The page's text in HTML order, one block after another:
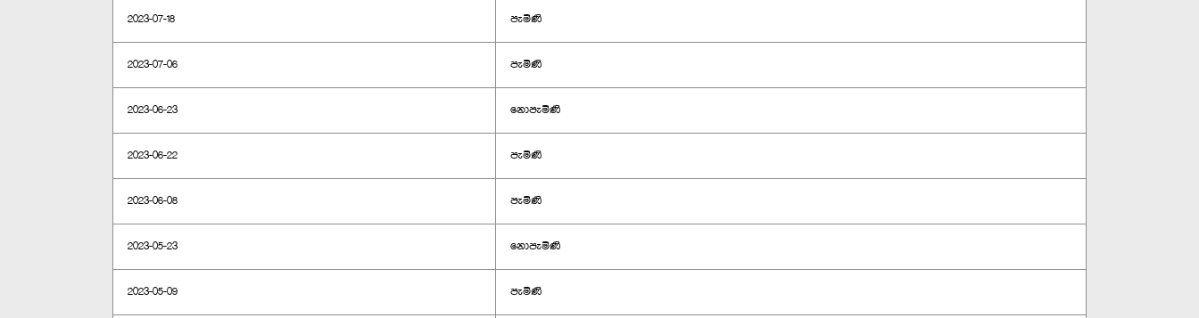
2023-07-18 පැමිණි
2023-07-06 පැමිණි
2023-06-23 නොපැමිණි
2023-06-22 පැමිණි
2023-06-08 පැමිණි
2023-05-23 නොපැමිණි
2023-05-09 පැමිණි